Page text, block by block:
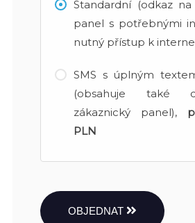
Standardní (odkaz na
panel s potřebnými
nutný přístup k
SMS s úplným
(obsahuje také
zákaznický panel),
PLN
OBJEDNAT